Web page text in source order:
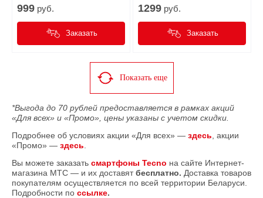
999 руб.
Заказать
1299 руб.
Заказать
Показать еще
*Выгода до 70 рублей предоставляется в рамках акций
«Для всех» и «Промо», цены указаны с учетом скидки.
Подробнее об условиях акции «Для всех» — здесь , акции
«Промо» — здесь
Вы можете заказать смартфоны Tecno на сайте Интернет-
магазина МТС — и их доставятбесплатно. Доставка товаров
покупателям осуществляется по всей территории Беларуси.
Подробности по ссылке.